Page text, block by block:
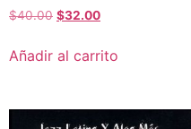
$40.00 $32.00
Añadir al carrito